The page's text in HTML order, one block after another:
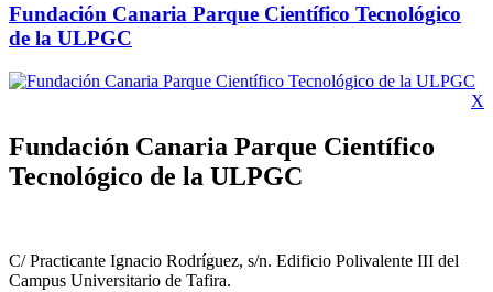
Fundación Canaria Parque Científico Tecnológico
de la ULPGC
X
Fundación Canaria Parque Científico
Tecnológico de la ULPGC
C/ Practicante Ignacio Rodríguez, s/n. Edificio Polivalente III del
Campus Universitario de Tafira.